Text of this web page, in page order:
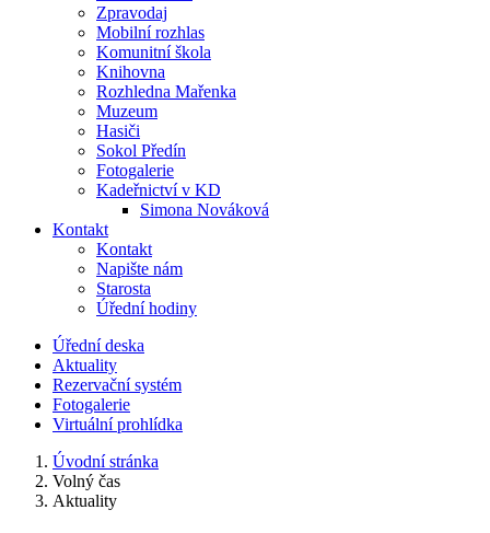
Zpravodaj
Mobilní rozhlas
Komunitní škola
Knihovna
Rozhledna Mařenka
Muzeum
Hasiči
Sokol Předín
Fotogalerie
Kadeřnictví v KD
Simona Nováková
Kontakt
Kontakt
Napište nám
Starosta
Úřední hodiny
Úřední deska
Aktuality
Rezervační systém
Fotogalerie
Virtuální prohlídka
Úvodní stránka
Volný čas
Aktuality